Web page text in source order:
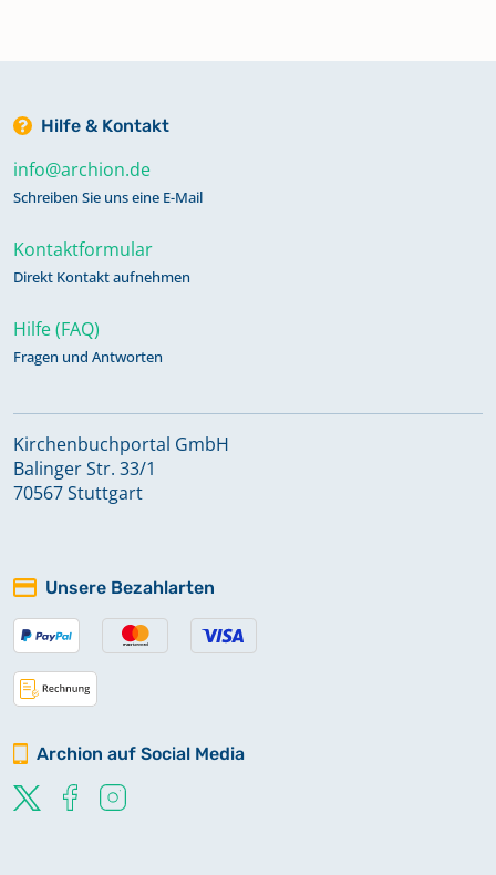
Steimbke
Wietzen
Hilfe & Kontakt
info@archion.de
Schreiben Sie uns eine E-Mail
Kontaktformular
Direkt Kontakt aufnehmen
Hilfe (FAQ)
Fragen und Antworten
Kirchenbuchportal GmbH
Balinger Str. 33/1
70567 Stuttgart
Unsere Bezahlarten
Archion auf Social Media